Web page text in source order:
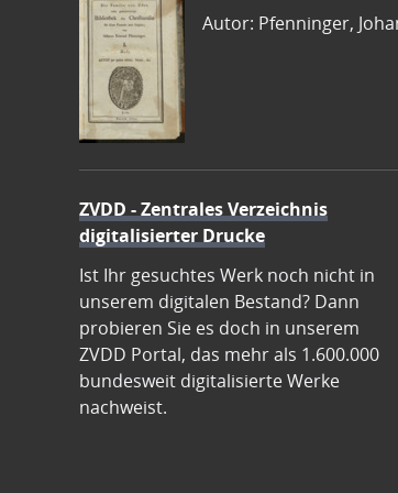
Autor: Pfenninger,
ZVDD - Zentrales Verzeichnis
digitalisierter Drucke
Ist Ihr gesuchtes Werk noch nicht in
unserem digitalen Bestand? Dann
probieren Sie es doch in unserem
ZVDD Portal, das mehr als 1.600.000
bundesweit digitalisierte Werke
nachweist.